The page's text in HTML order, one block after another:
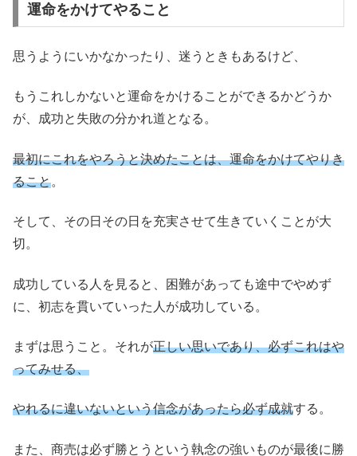
運命をかけてやること
思うようにいかなかったり、迷うときもあるけど、
もうこれしかないと運命をかけることができるかどうか
が、成功と失敗の分かれ道となる。
最初にこれをやろうと決めたことは、運命をかけてやりき
ること。
そして、その日その日を充実させて生きていくことが大
切。
成功している人を見ると、困難があっても途中でやめず
に、初志を貫いていった人が成功している。
まずは思うこと。それが正しい思いであり、必ずこれはや
ってみせる、
やれるに違いないという信念があったら必ず成就する。
また、商売は必ず勝とうという執念の強いものが最後に勝